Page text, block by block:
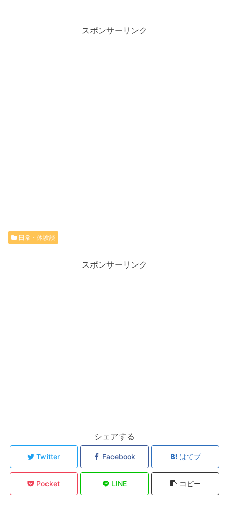
スポンサーリンク
日常・体験談
スポンサーリンク
シェアする
Twitter Facebook はてブ
Pocket LINE コピー